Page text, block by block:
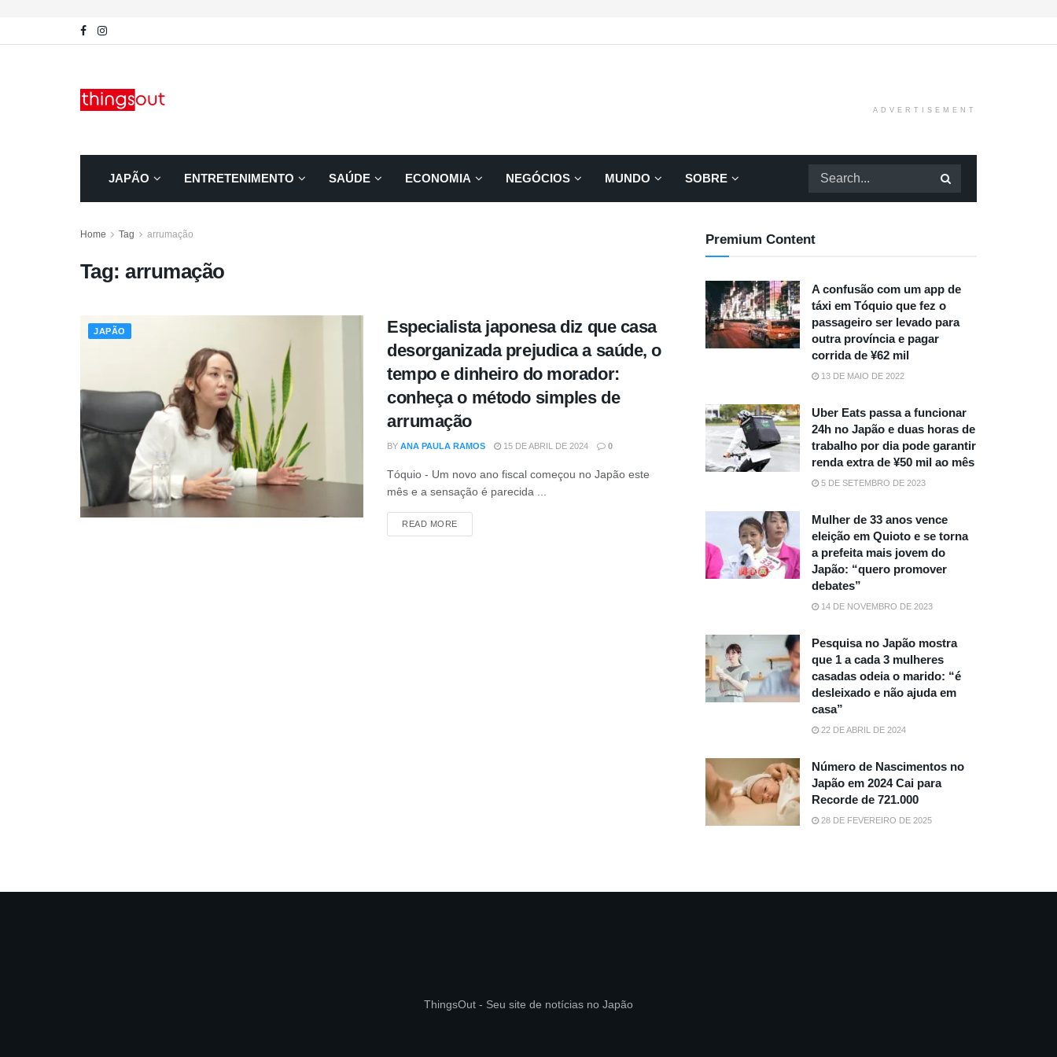
ADVERTISEMENT
JAPÃO ENTRETENIMENTO SAÚDE ECONOMIA NEGÓCIOS MUNDO SOBRE
Home Tag arrumação
Tag:arrumação
JAPÃO
Especialista japonesa diz que casa
desorganizada prejudica a saúde, o
tempo e dinheiro do morador:
conheça o método simples de
arrumação
BY ANA PAULA RAMOS 15 DE ABRIL DE 2024 0
Tóquio - Um novo ano fiscal começou no Japão este
mês e a sensação é parecida ...
READ MOREDETAILS
Premium Content
A confusão com um app de
táxi em Tóquio que fez o
passageiro ser levado para
outra província e pagar
corrida de ¥62 mil
13 DE MAIO DE 2022
Uber Eats passa a funcionar
24h no Japão e duas horas de
trabalho por dia pode garantir
renda extra de ¥50 mil ao mês
5 DE SETEMBRO DE 2023
Mulher de 33 anos vence
eleição em Quioto e se torna
a prefeita mais jovem do
Japão: “quero promover
debates”
14 DE NOVEMBRO DE 2023
Pesquisa no Japão mostra
que 1 a cada 3 mulheres
casadas odeia o marido: “é
desleixado e não ajuda em
casa”
22 DE ABRIL DE 2024
Número de Nascimentos no
Japão em 2024 Cai para
Recorde de 721.000
28 DE FEVEREIRO DE 2025
ThingsOut - Seu site de notícias no Japão